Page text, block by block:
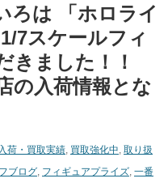
ろは ​「ホロライ
7スケールフィ
きました！！
の入荷情報とな
荷・買取実績, 買取強化中, 取り扱
ブログ, フィギュアプライズ, 一番